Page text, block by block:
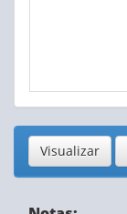
Visualizar